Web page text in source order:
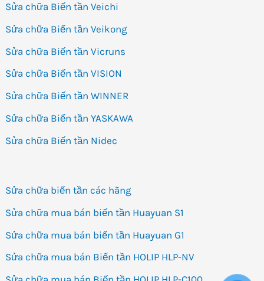
Sửa chữa Biến tần Veichi
Sửa chữa Biến tần Veikong
Sửa chữa Biến tần Vicruns
Sửa chữa Biến tần VISION
Sửa chữa Biến tần WINNER
Sửa chữa Biến tần YASKAWA
Sửa chữa Biến tần Nidec
Sửa chữa biến tần các hãng
Sửa chữa mua bán biến tần Huayuan S1
Sửa chữa mua bán biến tần Huayuan G1
Sửa chữa mua bán Biến tần HOLIP HLP-NV